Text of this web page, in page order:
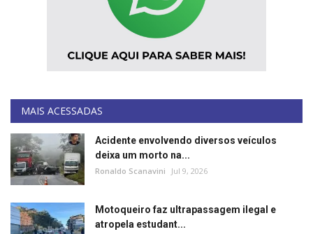
MAIS ACESSADAS
Acidente envolvendo diversos veículos
deixa um morto na...
Ronaldo Scanavini Jul 9, 2026
Motoqueiro faz ultrapassagem ilegal e
atropela estudant...